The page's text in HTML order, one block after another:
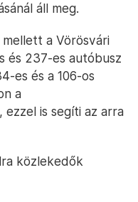
áll meg.
a Vörösvári
és 237-es autóbusz
es és a 106-os
a
ezzel is segíti az arra
közlekedők